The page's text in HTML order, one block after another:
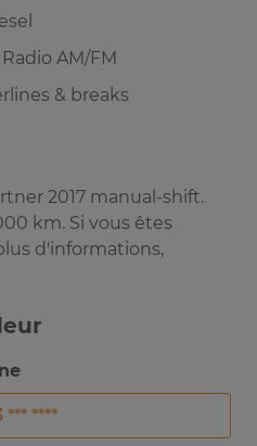
Radio AM/FM
& breaks
2017 manual-shift.
km. Si vous êtes
d'informations,
*** ****